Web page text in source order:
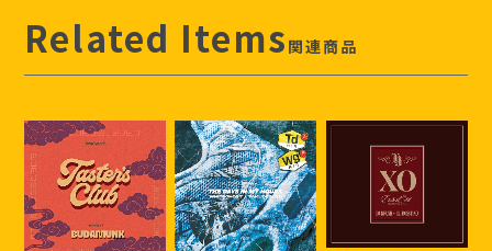
Related Items 関連商品